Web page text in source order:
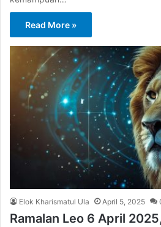
Read More »
Elok Kharismatul Ula April 5, 2025
Ramalan Leo 6 April